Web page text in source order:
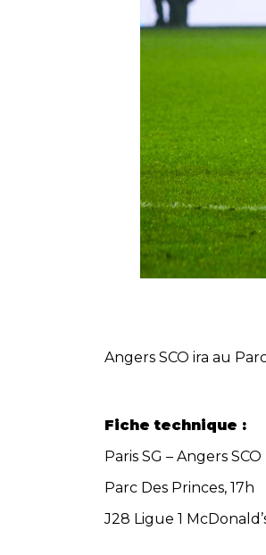
Angers SCO ira au
Fiche technique :
Paris SG – Angers SCO
Parc Des Princes, 17h
J28 Ligue 1